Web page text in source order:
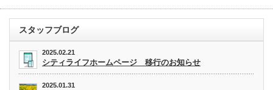
スタッフブログ
2025.02.21
シティライフホームページ 移行のお知らせ
2025.01.31